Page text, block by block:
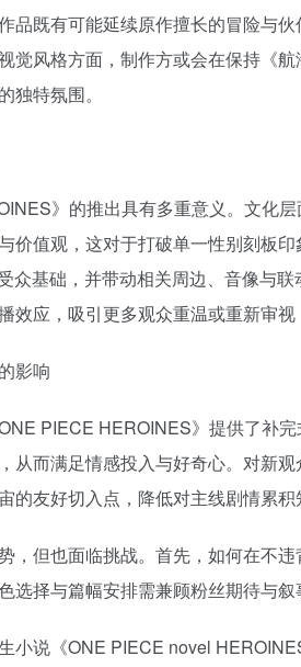
品既有可能延续原作擅长的冒险与
觉风格方面，制作方或会在保持《
独特氛围。
》的推出具有多重意义。文化
价值观，这对于打破单一性别刻板
众基础，并带动相关周边、音像与
效应，吸引更多观众重温或重新审视
影响
PIECE HEROINES》提供了补
从而满足情感投入与好奇心。对新
的友好切入点，降低对主线剧情累
，但也面临挑战。首先，如何在不
选择与篇幅安排需兼顾粉丝期待与叙
小说《ONE PIECE novel